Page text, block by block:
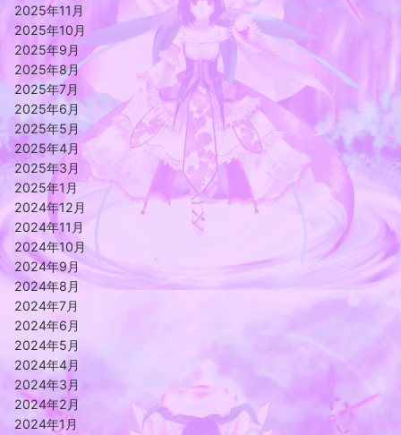
2025年11月
2025年10月
2025年9月
2025年8月
2025年7月
2025年6月
2025年5月
2025年4月
2025年3月
2025年1月
2024年12月
2024年11月
2024年10月
2024年9月
2024年8月
2024年7月
2024年6月
2024年5月
2024年4月
2024年3月
2024年2月
2024年1月